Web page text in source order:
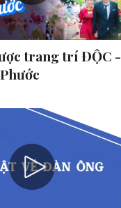
trang trí ĐỘC -